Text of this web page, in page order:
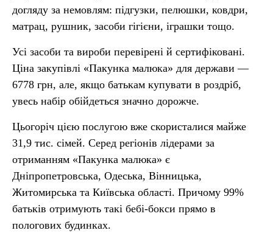
догляду за немовлям: підгузки, пелюшки, ковдри,
матрац, рушник, засоби гігієни, іграшки тощо.
Усі засоби та вироби перевірені й сертифіковані.
Ціна закупівлі «Пакунка малюка» для держави —
6778 грн, але, якщо батькам купувати в роздріб,
увесь набір обійдеться значно дорожче.
Цьогоріч цією послугою вже скористалися майже
31,9 тис. сімей. Серед регіонів лідерами за
отриманням «Пакунка малюка» є
Дніпропетровська, Одеська, Вінницька,
Житомирська та Київська області. Причому 99%
батьків отримують такі бебі-бокси прямо в
пологових будинках.